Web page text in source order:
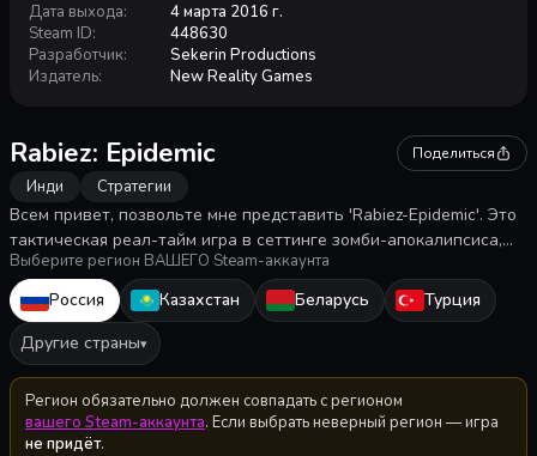
Дата выхода:
4 марта 2016 г.
Steam ID:
448630
Разработчик:
Sekerin Productions
Издатель: New Reality Games
Rabiez: Epidemic Поделиться
Инди Стратегии
Всем привет, позвольте мне представить 'Rabiez-Epidemic'. Это
тактическая реал-тайм игра в сеттинге зомби-апокалипсиса,
где группа выживших, в неравной схватке противостоит ордам
зараженных.
Выберите регион ВАШЕГО Steam-аккаунта
Россия Казахстан Беларусь
Турция
Другие страны▾
Регион обязательно должен совпадать с регионом
вашего Steam-аккаунта. Если выбрать неверный регион — игра
не придёт.